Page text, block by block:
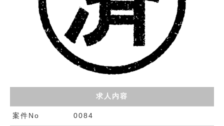
求人内容
案件No 0084